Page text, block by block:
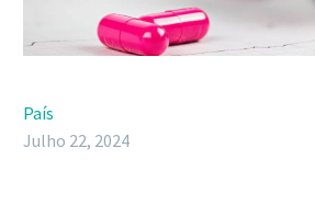
País
Julho 22, 2024